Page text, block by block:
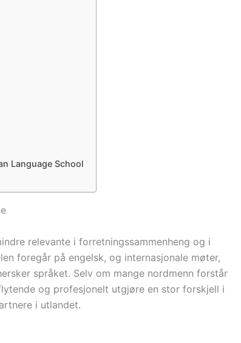
Language School
relevante i forretningssammenheng og i
foregår på engelsk, og internasjonale møter,
språket. Selv om mange nordmenn forstår
og profesjonelt utgjøre en stor forskjell i
i utlandet.